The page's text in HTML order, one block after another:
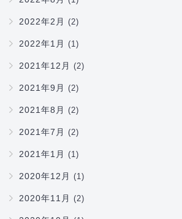
2022年2月 (2)
2022年1月 (1)
2021年12月 (2)
2021年9月 (2)
2021年8月 (2)
2021年7月 (2)
2021年1月 (1)
2020年12月 (1)
2020年11月 (2)